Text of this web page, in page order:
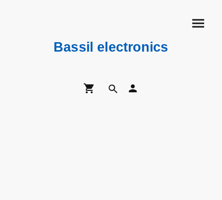
Bassil electronics